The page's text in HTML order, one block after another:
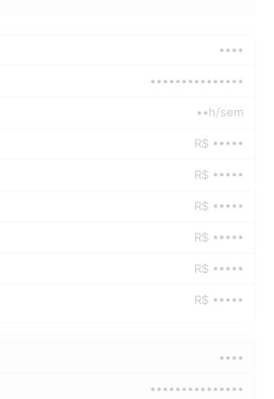
••••
•••••••••••••••
••h/sem
R$ •••••
R$ •••••
R$ •••••
R$ •••••
R$ •••••
R$ •••••
••••
•••••••••••••••